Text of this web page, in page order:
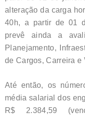
alteração da carga
40h, a partir de 01
prevê ainda a
Planejamento,
de Cargos, Carreira e
Até então, os
média salarial dos
R$ 2.384,59